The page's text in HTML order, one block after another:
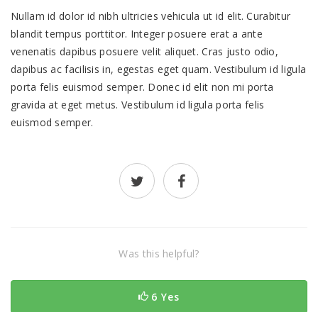
Nullam id dolor id nibh ultricies vehicula ut id elit. Curabitur
blandit tempus porttitor. Integer posuere erat a ante
venenatis dapibus posuere velit aliquet. Cras justo odio,
dapibus ac facilisis in, egestas eget quam. Vestibulum id ligula
porta felis euismod semper. Donec id elit non mi porta
gravida at eget metus. Vestibulum id ligula porta felis
euismod semper.
Was this helpful?
6 Yes